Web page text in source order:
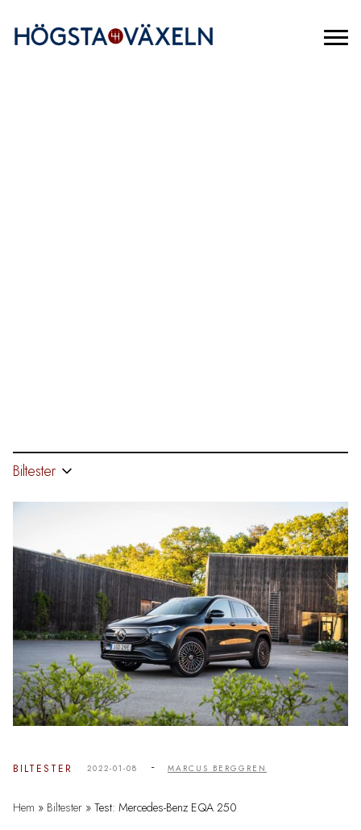
Biltester
BILTESTER 2022-01-08 - MARCUS BERGGREN
Hem » Biltester » Test: Mercedes-Benz EQA 250